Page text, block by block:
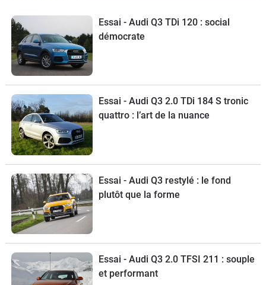
Essai - Audi Q3 TDi 120 : social
démocrate
Essai - Audi Q3 2.0 TDi 184 S tronic
quattro : l’art de la nuance
Essai - Audi Q3 restylé : le fond
plutôt que la forme
Essai - Audi Q3 2.0 TFSI 211 : souple
et performant